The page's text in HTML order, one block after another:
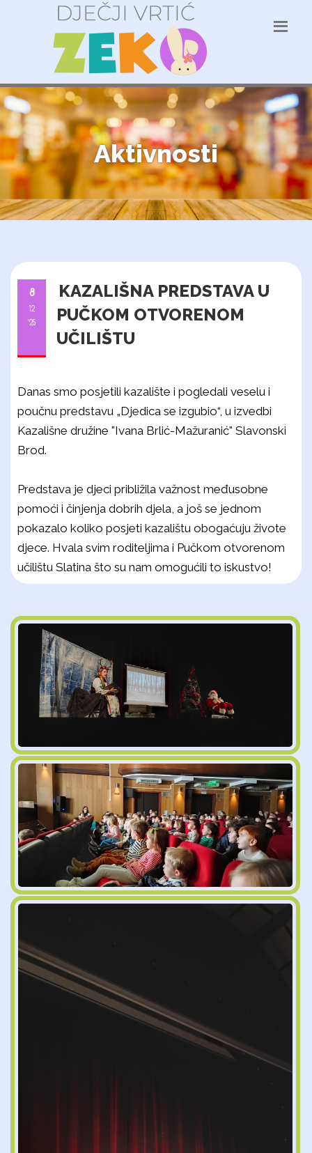
Aktivnosti
8
12
'25
KAZALIŠNA PREDSTAVA U
PUČKOM OTVORENOM
UČILIŠTU
Danas smo posjetili kazalište i pogledali veselu i
poučnu predstavu „Djedica se izgubio“, u izvedbi
Kazališne družine "Ivana Brlić-Mažuranić" Slavonski
Brod.
Predstava je djeci približila važnost međusobne
pomoći i činjenja dobrih djela, a još se jednom
pokazalo koliko posjeti kazalištu obogaćuju živote
djece. Hvala svim roditeljima i Pučkom otvorenom
učilištu Slatina što su nam omogućili to iskustvo!